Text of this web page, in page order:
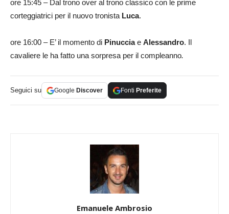
ore 15:45 – Dal trono over al trono classico con le prime
corteggiatrici per il nuovo tronista Luca.
ore 16:00 – E’ il momento di Pinucciae Alessandro. Il
cavaliere le ha fatto una sorpresa per il compleanno.
Seguici su Google Discover Fonti Preferite
Emanuele Ambrosio